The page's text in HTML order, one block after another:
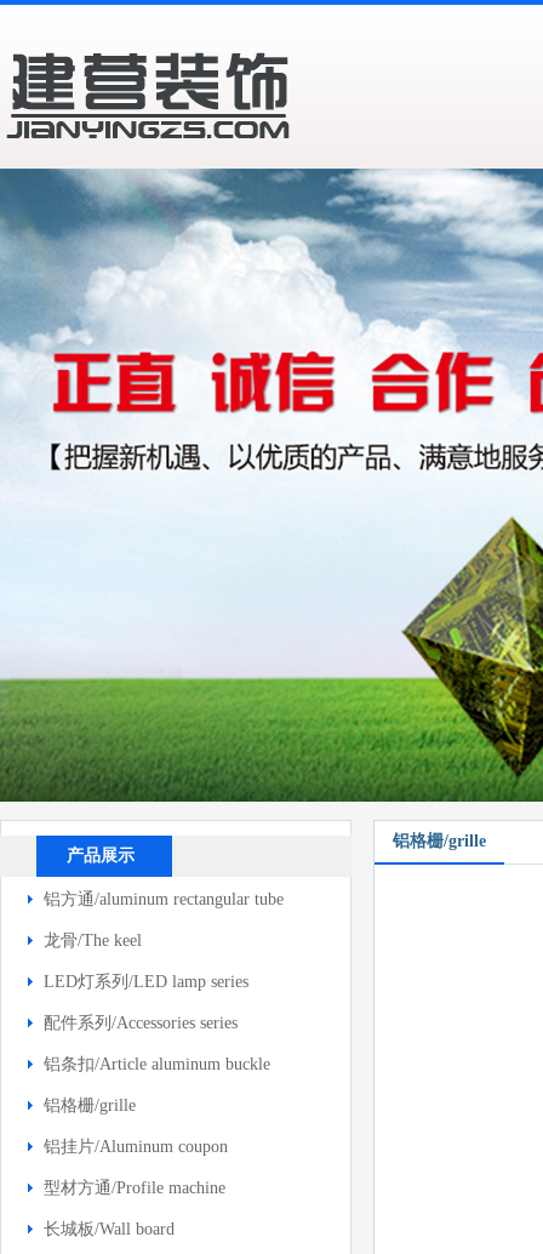
产品展示
铝方通/aluminum rectangular tube
龙骨/The keel
LED灯系列/LED lamp series
配件系列/Accessories series
铝条扣/Article aluminum buckle
铝格栅/grille
铝挂片/Aluminum coupon
型材方通/Profile machine
长城板/Wall board
铝格栅/grille